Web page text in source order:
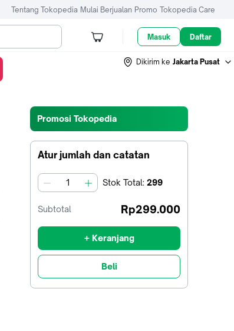
Tentang Tokopedia Mulai Berjualan Promo Tokopedia Care
Masuk Daftar
Dikirim ke Jakarta Pusat
Promosi Tokopedia
Atur jumlah dan catatan
jumlah Stok Total: 299
Subtotal Rp299.000
+ Keranjang
Beli